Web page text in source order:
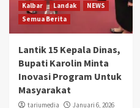
Kalbar Landak
NEWS
Semua Berita
Lantik 15 Kepala Dinas,
Bupati Karolin Minta
Inovasi Program Untuk
Masyarakat
tariumedia Januari 6, 2026